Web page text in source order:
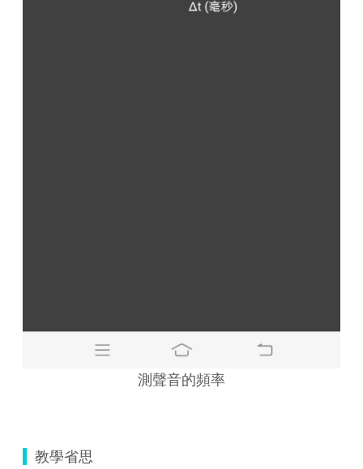
測聲音的頻率
教學省思